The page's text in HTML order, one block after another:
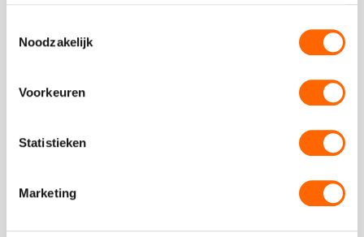
Noodzakelijk
Voorkeuren
Statistieken
Marketing
Bekijk
vanaf €14,50 p.p. excl BTW
Museumkwartier Wandeling
Wandeling